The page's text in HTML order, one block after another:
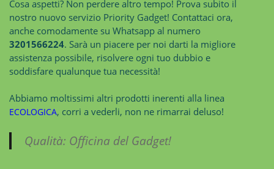
Cosa aspetti? Non perdere altro tempo! Prova subito il
nostro nuovo servizio Priority Gadget! Contattaci ora,
anche comodamente su Whatsapp al numero
3201566224. Sarà un piacere per noi darti la migliore
assistenza possibile, risolvere ogni tuo dubbio e
soddisfare qualunque tua necessità!
Abbiamo moltissimi altri prodotti inerenti alla linea
ECOLOGICA, corri a vederli, non ne rimarrai deluso!
Qualità: Officina del Gadget!